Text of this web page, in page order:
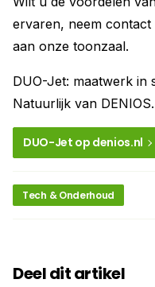
ervaren, neem
aan onze toonzaal.
DUO-Jet: maatwerk in
Natuurlijk van DENIOS.
DUO-Jet op denios.nl
Tech & Onderhoud
Deel dit artikel